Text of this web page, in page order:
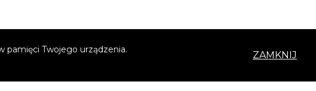
pamięci Twojego urządzenia.
ZAMKNIJ